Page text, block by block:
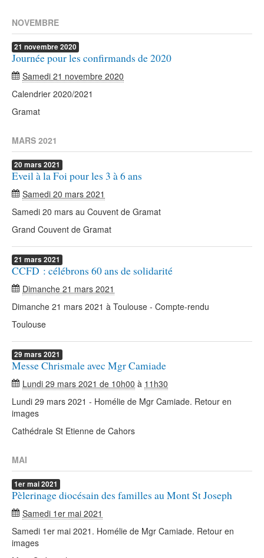
NOVEMBRE
21 novembre2020
Journée pour les confirmands de 2020
Samedi 21 novembre 2020
Calendrier 2020/2021
Gramat
MARS 2021
20 mars 2021
Eveil à la Foi pour les 3 à 6 ans
Samedi 20 mars 2021
Samedi 20 mars au Couvent de Gramat
Grand Couvent de Gramat
21 mars 2021
CCFD : célébrons 60 ans de solidarité
Dimanche 21 mars 2021
Dimanche 21 mars 2021 à Toulouse - Compte-rendu
Toulouse
29 mars 2021
Messe Chrismale avec Mgr Camiade
Lundi 29 mars 2021 de 10h00 à 11h30
Lundi 29 mars 2021 - Homélie de Mgr Camiade. Retour en
images
Cathédrale St Etienne de Cahors
MAI
1ermai2021
Pèlerinage diocésain des familles au Mont St Joseph
Samedi 1er mai 2021
Samedi 1er mai 2021. Homélie de Mgr Camiade. Retour en
images